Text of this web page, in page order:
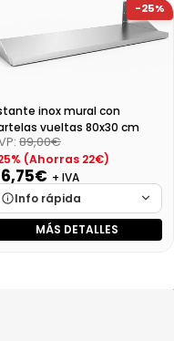
Cargando…
Disponibilidad
Cargando…
Precio final (+21%)
-25%
inox mural con
vueltas 80x30 cm
89,00€
(Ahorras 22€)
+ IVA
Info rápida
Marca
Cargando…
MÁS DETALLES